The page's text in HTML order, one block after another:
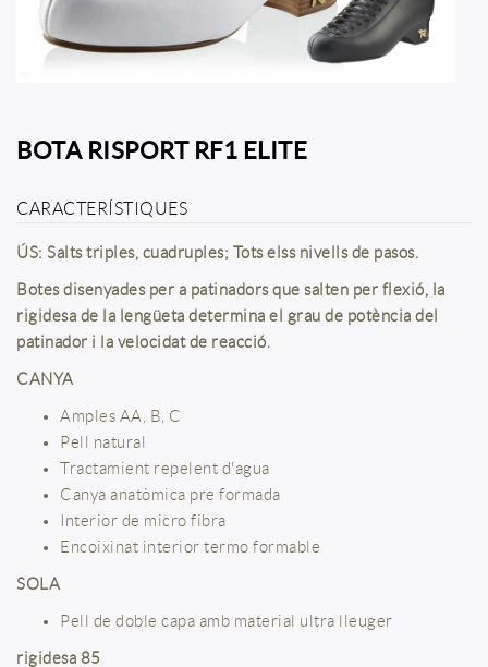
BOTA RISPORT RF1 ELITE
CARACTERÍSTIQUES
ÚS: Salts triples, cuadruples; Tots elss nivells de pasos.
Botes disenyades per a patinadors que salten per flexió, la
rigidesa de la lengüeta determina el grau de potència del
patinador i la velocidat de reacció.
CANYA
Amples AA, B, C
Pell natural
Tractamient repelent d'agua
Canya anatòmica pre formada
Interior de micro fibra
Encoixinat interior termo formable
SOLA
Pell de doble capa amb material ultra lleuger
rigidesa 85